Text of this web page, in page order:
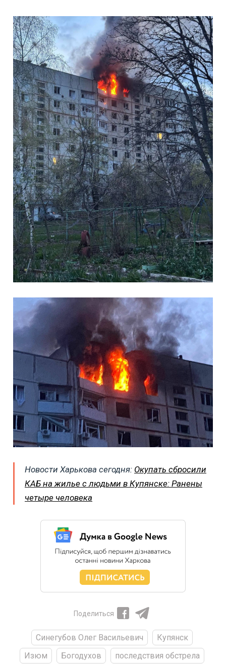
Новости Харькова сегодня: Окупать сбросили
КАБ на жилье с людьми в Купянске: Ранены
четыре человека
Поделиться
Синегубов Олег Васильевич
Купянск
Изюм
Богодухов последствия обстрела